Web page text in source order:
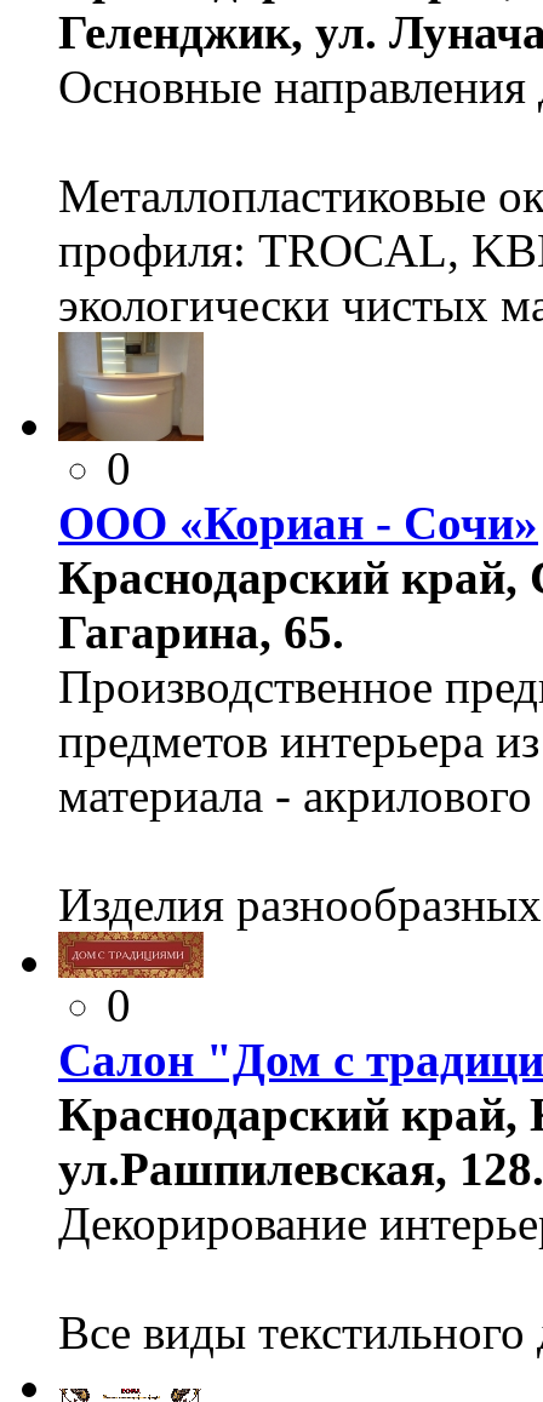
Геленджик, ул.
Основные направления
Металлопластиковые
профиля: TROCAL,
экологически чистых
0
ООО «Кориан - Сочи»
Краснодарский
Гагарина, 65.
Производственное
предметов интерьера
материала -
Изделия
0
Салон "Дом с
Краснодарский край,
ул.Рашпилевская, 128.
Декорирование
Все виды текстильного